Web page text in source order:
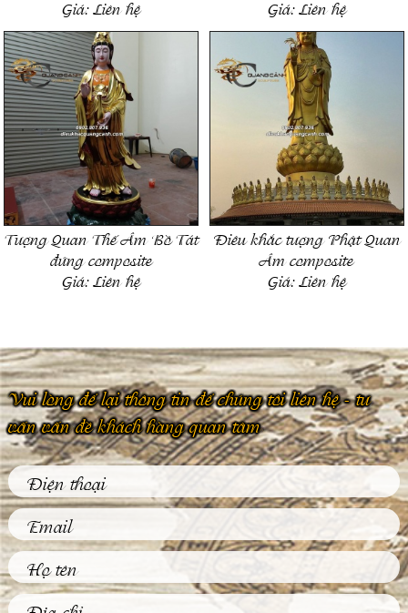
Giá:Liên hệ Giá:Liên hệ
Tượng Quan Thế Âm Bồ Tát
đứng composite
Giá:Liên hệ
Điêu khắc tượng Phật Quan
Âm composite
Giá:Liên hệ
Vui lòng để lại thông tin để chúng tôi liên hệ - tư
vấn vấn đề khách hàng quan tâm
Phù Điêu Và Những
Thực Trong Đời
Sống Thường Ngày
phù điêu hiện nay